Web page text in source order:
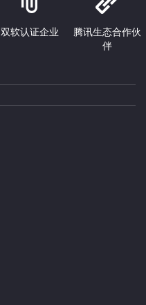
双软认证企业
腾讯生态合作伙
伴